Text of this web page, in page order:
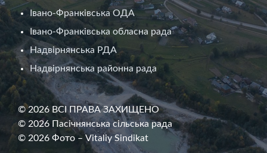
Івано-Франківська ОДА
Івано-Франківська обласна рада
Надвірнянська РДА
Надвірнянська районна рада
© 2026 ВСІ ПРАВА ЗАХИЩЕНО
© 2026 Пасічнянська сільська рада
© 2026 Фото – Vitaliy Sindikat